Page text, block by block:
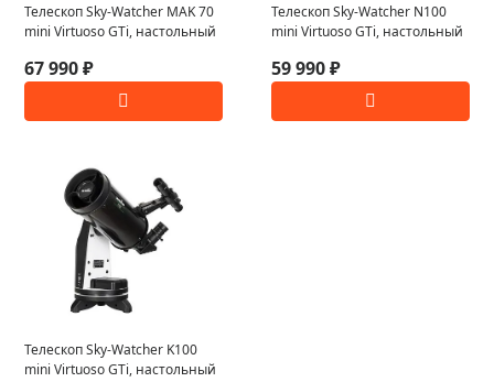
Телескоп Sky-Watcher MAK 70
mini Virtuoso GTi, настольный
67 990 ₽
Телескоп Sky-Watcher N100
mini Virtuoso GTi, настольный
59 990 ₽
Телескоп Sky-Watcher K100
mini Virtuoso GTi, настольный